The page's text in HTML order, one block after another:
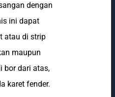
dengan
ini dapat
atau di strip
maupun
bor dari atas,
karet fender.